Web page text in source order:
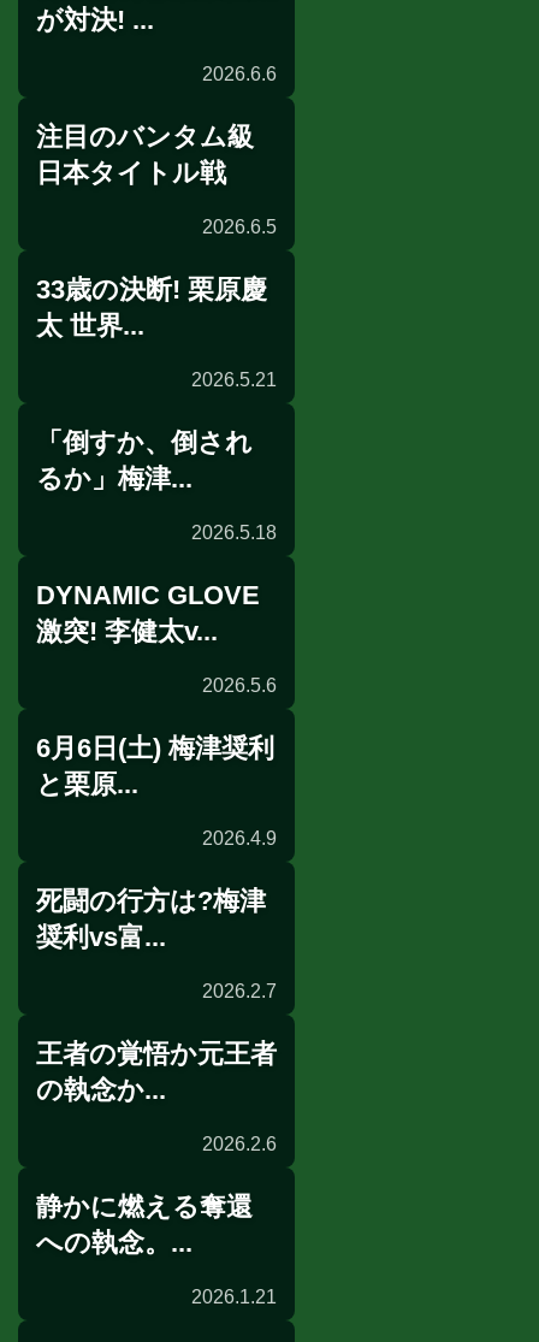
が対決! ...
2026.6.6
前日計量
注目のバンタム級
日本タイトル戦
2026.6.5
インタビュー
33歳の決断! 栗原慶
太 世界...
2026.5.21
インタビュー
「倒すか、倒され
るか」梅津...
2026.5.18
意気込み
DYNAMIC GLOVE
激突! 李健太v...
2026.5.6
試合発表
6月6日(土) 梅津奨利
と栗原...
2026.4.9
試合後談話
死闘の行方は?梅津
奨利vs富...
2026.2.7
前日計量
王者の覚悟か元王者
の執念か...
2026.2.6
静かに燃える奪還
への執念。...
2026.1.21